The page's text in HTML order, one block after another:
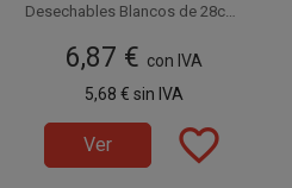
Desechables Blancos de 28cm.
Este plato por su tamaño es
llamado también Plato de
Plástico Pizza Grande. Ideales
comida.
paquetes de 20 unidades.
6,87 € con IVA
5,68 € sin IVA
Ver favorite_border